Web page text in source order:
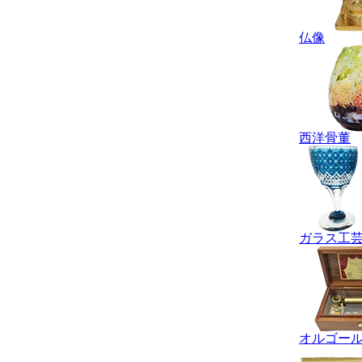
仏像
西洋骨董
ガラス工
オルゴー